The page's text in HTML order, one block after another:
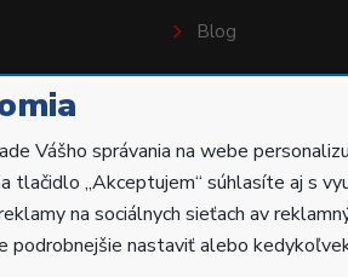
Blog
Vášho správania na webe
„Akceptujem“ súhlasíte aj s
na sociálnych sieťach av
podrobnejšie nastaviť alebo